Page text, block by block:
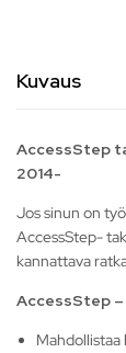
Kuvaus
AccessStep
2014-
Jos sinun on
AccessStep-
kannattava
AccessStep –
Mahdollistaa